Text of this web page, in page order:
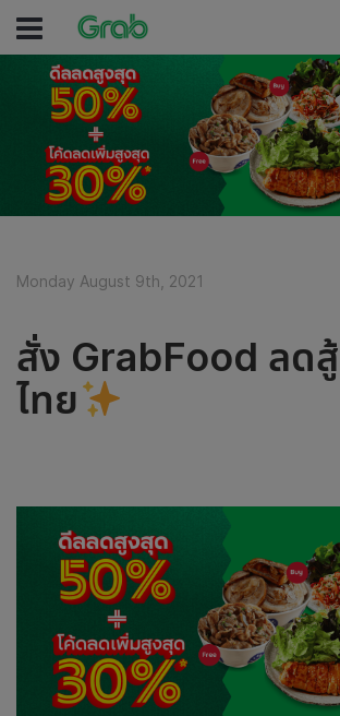
Monday August 9th, 2021
สั่ง GrabFood ลด
ไทย